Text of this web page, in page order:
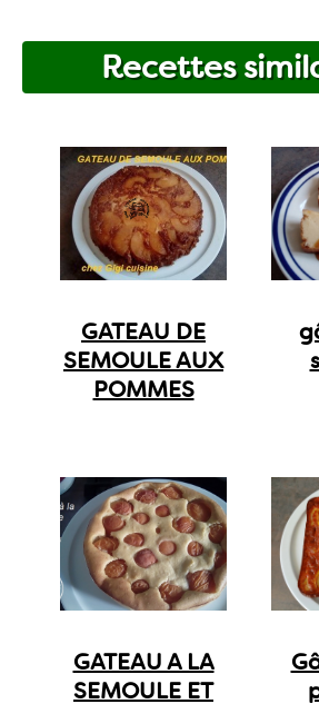
Recettes
GATEAU DE
SEMOULE AUX
POMMES
GATEAU A LA
SEMOULE ET